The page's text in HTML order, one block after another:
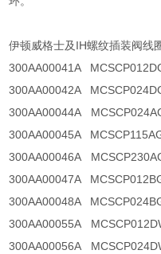
伊顿威格士及IH螺纹插装阀线
300AA00041A
300AA00042A
300AA00044A
300AA00045A
300AA00046A
300AA00047A
300AA00048A
300AA00055A
300AA00056A